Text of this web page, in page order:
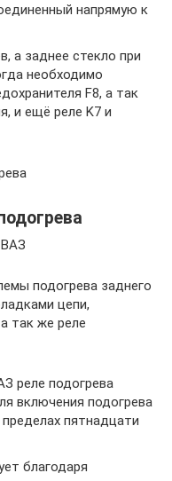
напрямую к
а заднее стекло при
необходимо
F8, а так
и ещё реле K7 и
ВАЗ
подогрева заднего
цепи,
так же реле
реле подогрева
включения подогрева
пятнадцати
благодаря